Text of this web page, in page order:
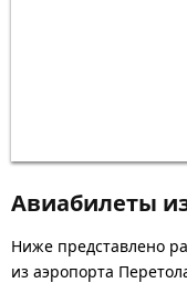
Авиабилеты
Ниже представлено
из аэропорта